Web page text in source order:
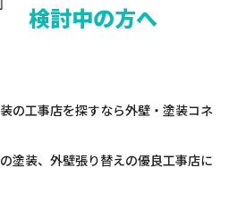
検討中の方へ
の工事店を探すなら外壁・塗装コネ
塗装、外壁張り替えの優良工事店に